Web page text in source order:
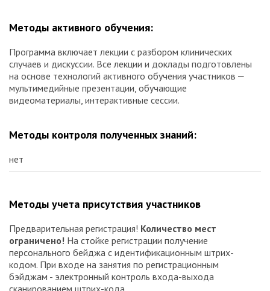
Методы активного обучения:
Программа включает лекции с разбором клинических
случаев и дискуссии. Все лекции и доклады подготовлены
на основе технологий активного обучения участников ⎼
мультимедийные презентации, обучающие
видеоматериалы, интерактивные сессии.
Методы контроля полученных знаний:
нет
Методы учета присутствия участников
Предварительная регистрация! Количество мест
ограничено! На стойке регистрации получение
персонального бейджа с идентификационным штрих-
кодом. При входе на занятия по регистрационным
бэйджам - электронный контроль входа-выхода